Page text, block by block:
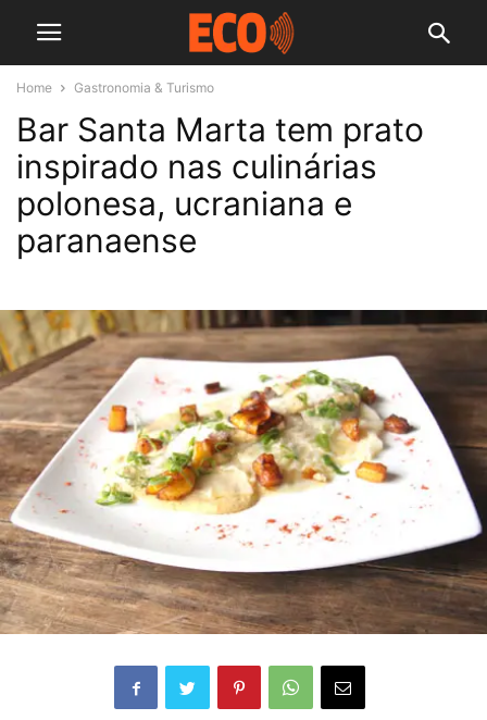
Home Gastronomia & Turismo
Bar Santa Marta tem prato
inspirado nas culinárias
polonesa, ucraniana e
paranaense